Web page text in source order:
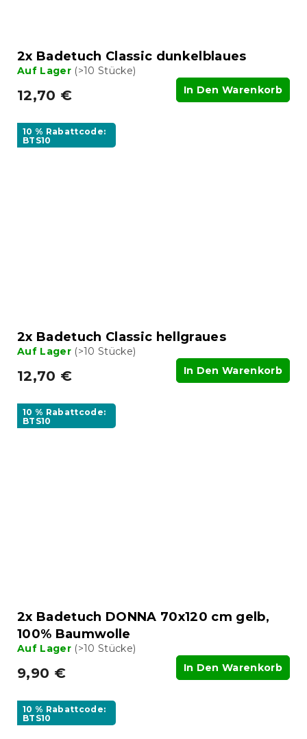
2x Badetuch Classic dunkelblaues
Auf Lager (>10 Stücke)
12,70 € In Den Warenkorb
10 % Rabattcode:
BTS10
2x Badetuch Classic hellgraues
Auf Lager (>10 Stücke)
12,70 € In Den Warenkorb
10 % Rabattcode:
BTS10
2x Badetuch DONNA 70x120 cm gelb,
100% Baumwolle
Auf Lager (>10 Stücke)
9,90 € In Den Warenkorb
10 % Rabattcode:
BTS10